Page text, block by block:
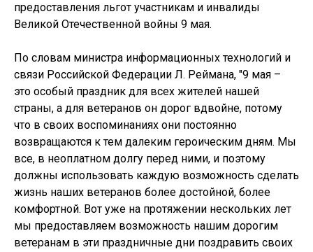
предоставления льгот участникам и инвалиды
Великой Отечественной войны 9 мая.
По словам министра информационных технологий и
связи Российской Федерации Л. Реймана, "9 мая –
это особый праздник для всех жителей нашей
страны, а для ветеранов он дорог вдвойне, потому
что в своих воспоминаниях они постоянно
возвращаются к тем далеким героическим дням. Мы
все, в неоплатном долгу перед ними, и поэтому
должны использовать каждую возможность сделать
жизнь наших ветеранов более достойной, более
комфортной. Вот уже на протяжении нескольких лет
мы предоставляем возможность нашим дорогим
ветеранам в эти праздничные дни поздравить своих